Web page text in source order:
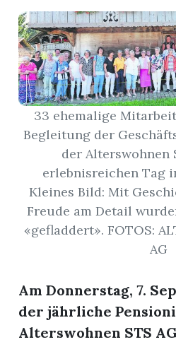
33 ehemalige
Begleitung der
der Alterswohnen
erlebnisreichen Tag
Kleines Bild: Mit
Freude am Detail
«gefladdert». FOTOS:
AG
Am Donnerstag, 7.
der jährliche
Alterswohnen STS